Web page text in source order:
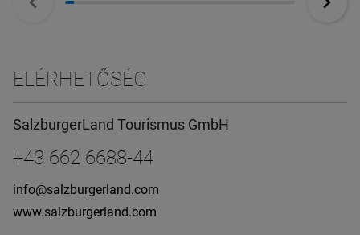
ELÉRHETŐSÉG
SalzburgerLand Tourismus GmbH
+43 662 6688-44
info@salzburgerland.com
www.salzburgerland.com